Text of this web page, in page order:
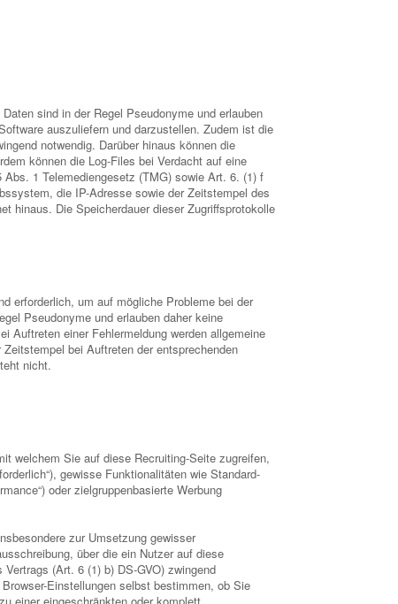
sind in der Regel Pseudonyme und erlauben
auszuliefern und darzustellen. Zudem ist die
notwendig. Darüber hinaus können die
können die Log-Files bei Verdacht auf eine
1 Telemediengesetz (TMG) sowie Art. 6. (1) f
die IP-Adresse sowie der Zeitstempel des
hinaus. Die Speicherdauer dieser Zugriffsprotokolle
erforderlich, um auf mögliche Probleme bei der
Pseudonyme und erlauben daher keine
Auftreten einer Fehlermeldung werden allgemeine
bei Auftreten der entsprechenden
nicht.
welchem Sie auf diese Recruiting-Seite zugreifen,
gewisse Funktionalitäten wie Standard-
oder zielgruppenbasierte Werbung
zur Umsetzung gewisser
über die ein Nutzer auf diese
(Art. 6 (1) b) DS-GVO) zwingend
Einstellungen selbst bestimmen, ob Sie